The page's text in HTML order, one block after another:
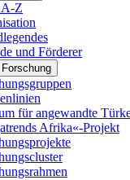
A-Z
und Förderer
Forschung
für angewandte
Afrika«-Projekt